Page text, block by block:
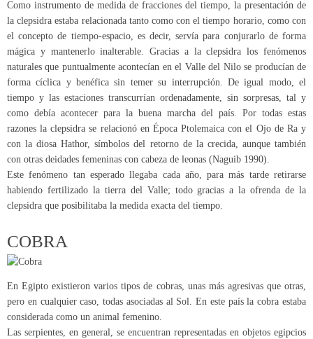
Como instrumento de medida de fracciones del tiempo, la presentación de
la clepsidra estaba relacionada tanto como con el tiempo horario, como con
el concepto de tiempo-espacio, es decir, servía para conjurarlo de forma
mágica y mantenerlo inalterable. Gracias a la clepsidra los fenómenos
naturales que puntualmente acontecían en el Valle del Nilo se producían de
forma cíclica y benéfica sin temer su interrupción. De igual modo, el
tiempo y las estaciones transcurrían ordenadamente, sin sorpresas, tal y
como debía acontecer para la buena marcha del país. Por todas estas
razones la clepsidra se relacionó en Época Ptolemaica con el Ojo de Ra y
con la diosa Hathor, símbolos del retorno de la crecida, aunque también
con otras deidades femeninas con cabeza de leonas (Naguib 1990).
Este fenómeno tan esperado llegaba cada año, para más tarde retirarse
habiendo fertilizado la tierra del Valle; todo gracias a la ofrenda de la
clepsidra que posibilitaba la medida exacta del tiempo.
COBRA
En Egipto existieron varios tipos de cobras, unas más agresivas que otras,
pero en cualquier caso, todas asociadas al Sol. En este país la cobra estaba
considerada como un animal femenino.
Las serpientes, en general, se encuentran representadas en objetos egipcios